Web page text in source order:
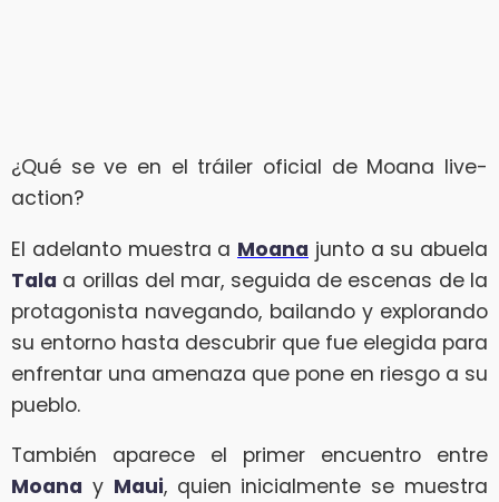
¿Qué se ve en el tráiler oficial de Moana live-
action?
El adelanto muestra a Moana junto a su abuela
Tala a orillas del mar, seguida de escenas de la
protagonista navegando, bailando y explorando
su entorno hasta descubrir que fue elegida para
enfrentar una amenaza que pone en riesgo a su
pueblo.
También aparece el primer encuentro entre
Moana y Maui, quien inicialmente se muestra